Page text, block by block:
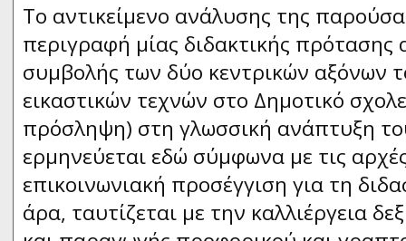
Tο αντικείμενο ανάλυσης της
περιγραφή μίας διδακτικής πρότασης
συμβολής των δύο κεντρικών αξόνων
εικαστικών τεχνών στο Δημοτικό
πρόσληψη) στη γλωσσική ανάπτυξη
ερμηνεύεται εδώ σύμφωνα με τις
επικοινωνιακή προσέγγιση για τη
άρα, ταυτίζεται με την καλλιέργεια